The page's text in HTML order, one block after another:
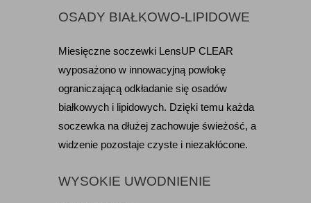
OSADY BIAŁKOWO-LIPIDOWE
Miesięczne soczewki LensUP CLEAR
wyposażono w innowacyjną powłokę
ograniczającą odkładanie się osadów
białkowych i lipidowych. Dzięki temu każda
soczewka na dłużej zachowuje świeżość, a
widzenie pozostaje czyste i niezakłócone.
WYSOKIE UWODNIENIE